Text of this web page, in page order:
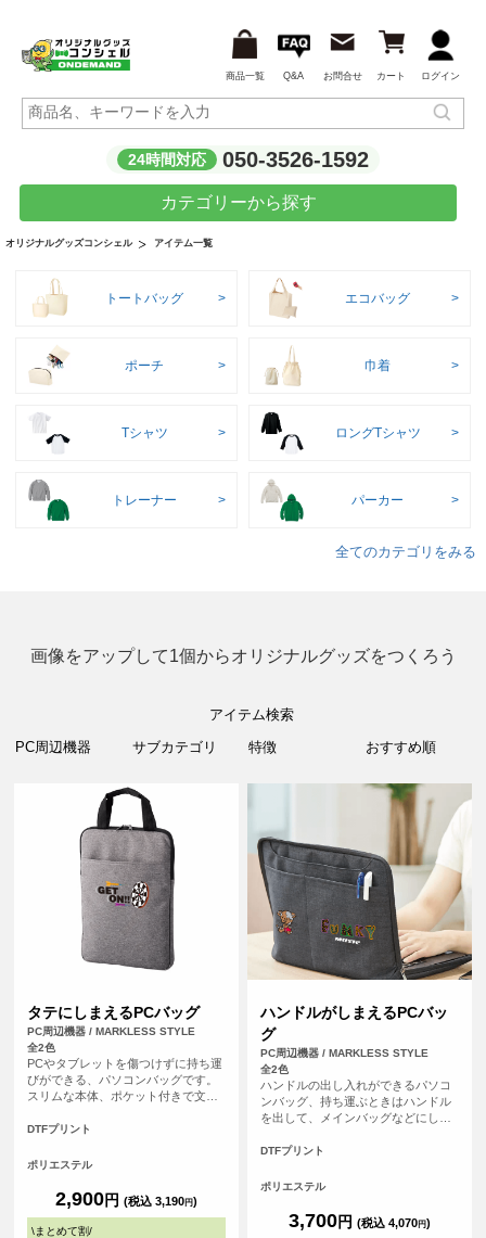
商品一覧 Q&A お問合せ カート ログイン
24時間対応 050-3526-1592
カテゴリーから探す
オリジナルグッズコンシェル アイテム一覧
トートバッグ エコバッグ
ポーチ 巾着
Tシャツ ロングTシャツ
トレーナー パーカー
全てのカテゴリをみる
画像をアップして1個からオリジナルグッズをつくろう
アイテム検索
タテにしまえるPCバッグ
PC周辺機器 / MARKLESS STYLE
全2色
PCやタブレットを傷つけずに持ち運
びができる、パソコンバッグです。
スリムな本体、ポケット付きで文房
す。
DTFプリント
ポリエステル
2,900円 (税込 3,190円)
\まとめて割/
ハンドルがしまえるPCバッ
グ
PC周辺機器 / MARKLESS STYLE
全2色
ハンドルの出し入れができるパソコ
ンバッグ、持ち運ぶときはハンドル
を出して、メインバッグなどにしま
ができます。うれしい複数の外ポケ
用が可能です。
DTFプリント
ポリエステル
3,700円 (税込 4,070円)